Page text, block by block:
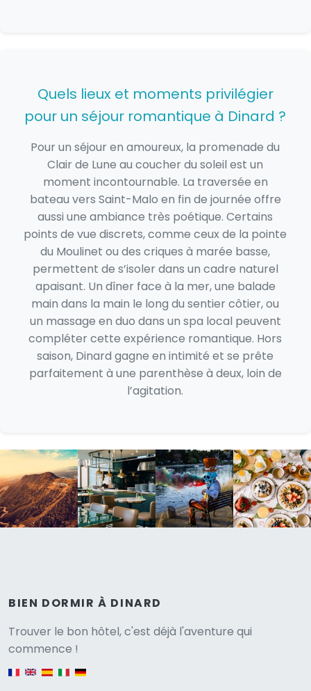
Quels lieux et moments privilégier
pour un séjour romantique à Dinard ?
Pour un séjour en amoureux, la promenade du
Clair de Lune au coucher du soleil est un
moment incontournable. La traversée en
bateau vers Saint-Malo en fin de journée offre
aussi une ambiance très poétique. Certains
points de vue discrets, comme ceux de la pointe
du Moulinet ou des criques à marée basse,
permettent de s’isoler dans un cadre naturel
apaisant. Un dîner face à la mer, une balade
main dans la main le long du sentier côtier, ou
un massage en duo dans un spa local peuvent
compléter cette expérience romantique. Hors
saison, Dinard gagne en intimité et se prête
parfaitement à une parenthèse à deux, loin de
l’agitation.
BIEN DORMIR À DINARD
Trouver le bon hôtel, c'est déjà l'aventure qui
commence !